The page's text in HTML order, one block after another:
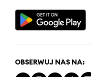
OBSERWUJ NAS NA: